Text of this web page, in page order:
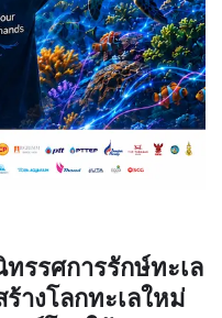
ทรรศการรักษ์ทะเล
างโลกทะเลใหม่